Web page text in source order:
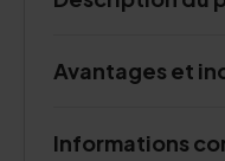
Avantages et
Informations